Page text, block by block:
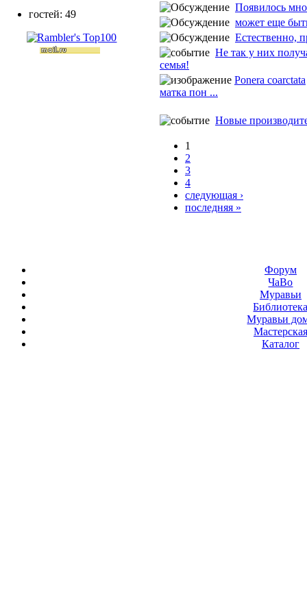
Появилось
может еще
Естественно,
Не так у них
семья!
Ponera coarctata
матка пон ...
Новые
1
2
3
4
следующая ›
последняя »
гостей: 49
Форум
ЧаВо
Муравьи
Муравьи
Мастерская
Каталог